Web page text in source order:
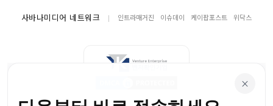
사바나미디어 네트워크 인트라매거진 이슈데이 케이팝포스트 위닥스
×